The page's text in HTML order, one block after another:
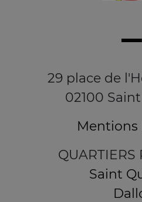
29 place de
02100
Mentions
QUARTIERS
Saint